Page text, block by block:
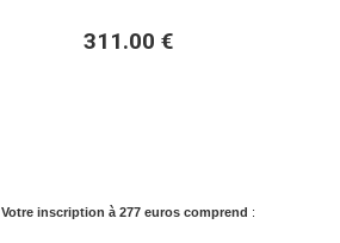
311.00 €
Votre inscription à 277 euros comprend :